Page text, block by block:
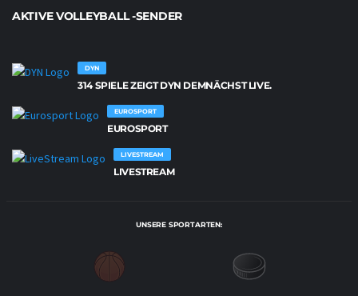
AKTIVE VOLLEYBALL -SENDER
DYN
314 SPIELE ZEIGT DYN DEMNÄCHST LIVE.
EUROSPORT
EUROSPORT
LIVESTREAM
LIVESTREAM
UNSERE SPORTARTEN: